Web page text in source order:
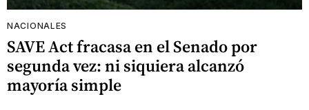
NACIONALES
SAVE Act fracasa en el Senado por
segunda vez: ni siquiera alcanzó
mayoría simple